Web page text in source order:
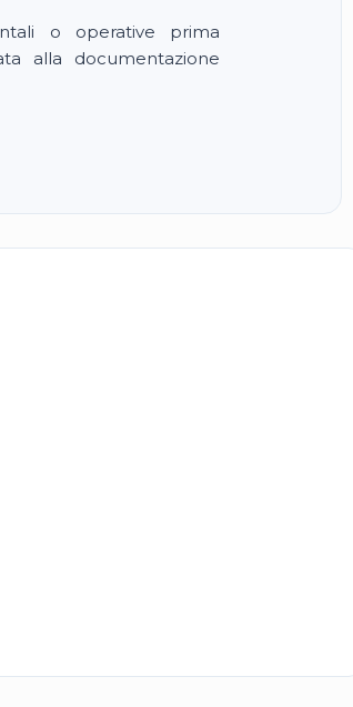
o operative prima
alla documentazione